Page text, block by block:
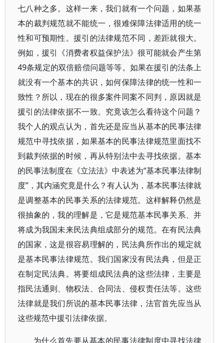
七八种之多。这样一来，我们就有一个问题，如果基
本的裁判规范就不能统一，很难保障法律适用的统一
性和可预期性。援引的法律规范不同，差距就很大。
例如，援引《消费者权益保护法》很可能就会产生第
49条规定的双倍赔偿问题等等。如果在援引的法条上
就没有一个基本的共识，如何保障法律的统一性和一
致性？所以，现在的很多案件同案不同判，原因就是
援引的法律依据不一致。究竟该怎么看待这个问题？
我个人的观点认为，首先还是应当从基本的民事法律
规范中寻找依据，如果基本的民事法律规范里面找不
到裁判依据的时候，再从特别法中去寻找依据。基本
的民事法制度在《立法法》中表述为“基本民事法律制
度”，其内涵究竟是什么？有人认为，基本民事法律就
是调整基本的民事关系的法律规范。这样解释仍然是
很抽象的，我的理解是，它是规范基本民事关系、并
将成为我国未来民法典组成部分的规范。在有民法典
的国家，这是很容易理解的，民法典所作出的规定就
是基本民事法律规范。我们国家没有民法典，但是正
在制定民法典。将要组成民法典的这些法律，主要是
指民法通则、物权法、合同法、侵权责任法等。这些
法律就是我们所说的基本民事法律，法官首先应当从
这些规范中援引法律依据。
为什么首先要从基本的民事法律制度中寻找法律